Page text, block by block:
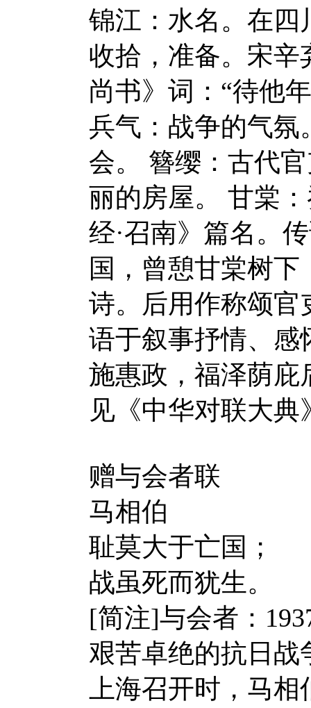
锦江：水名。在
收拾，准备。宋辛
尚书》词：“待他
兵气：战争的气
会。 簪缨：古代
丽的房屋。 甘棠
经·召南》篇名。
国，曾憩甘棠树
诗。后用作称颂
语于叙事抒情、感
施惠政，福泽荫庇
见《中华对联大
赠与会者联
马相伯
耻莫大于亡国；
战虽死而犹生。
[简注]与会者：
艰苦卓绝的抗日战
上海召开时，马